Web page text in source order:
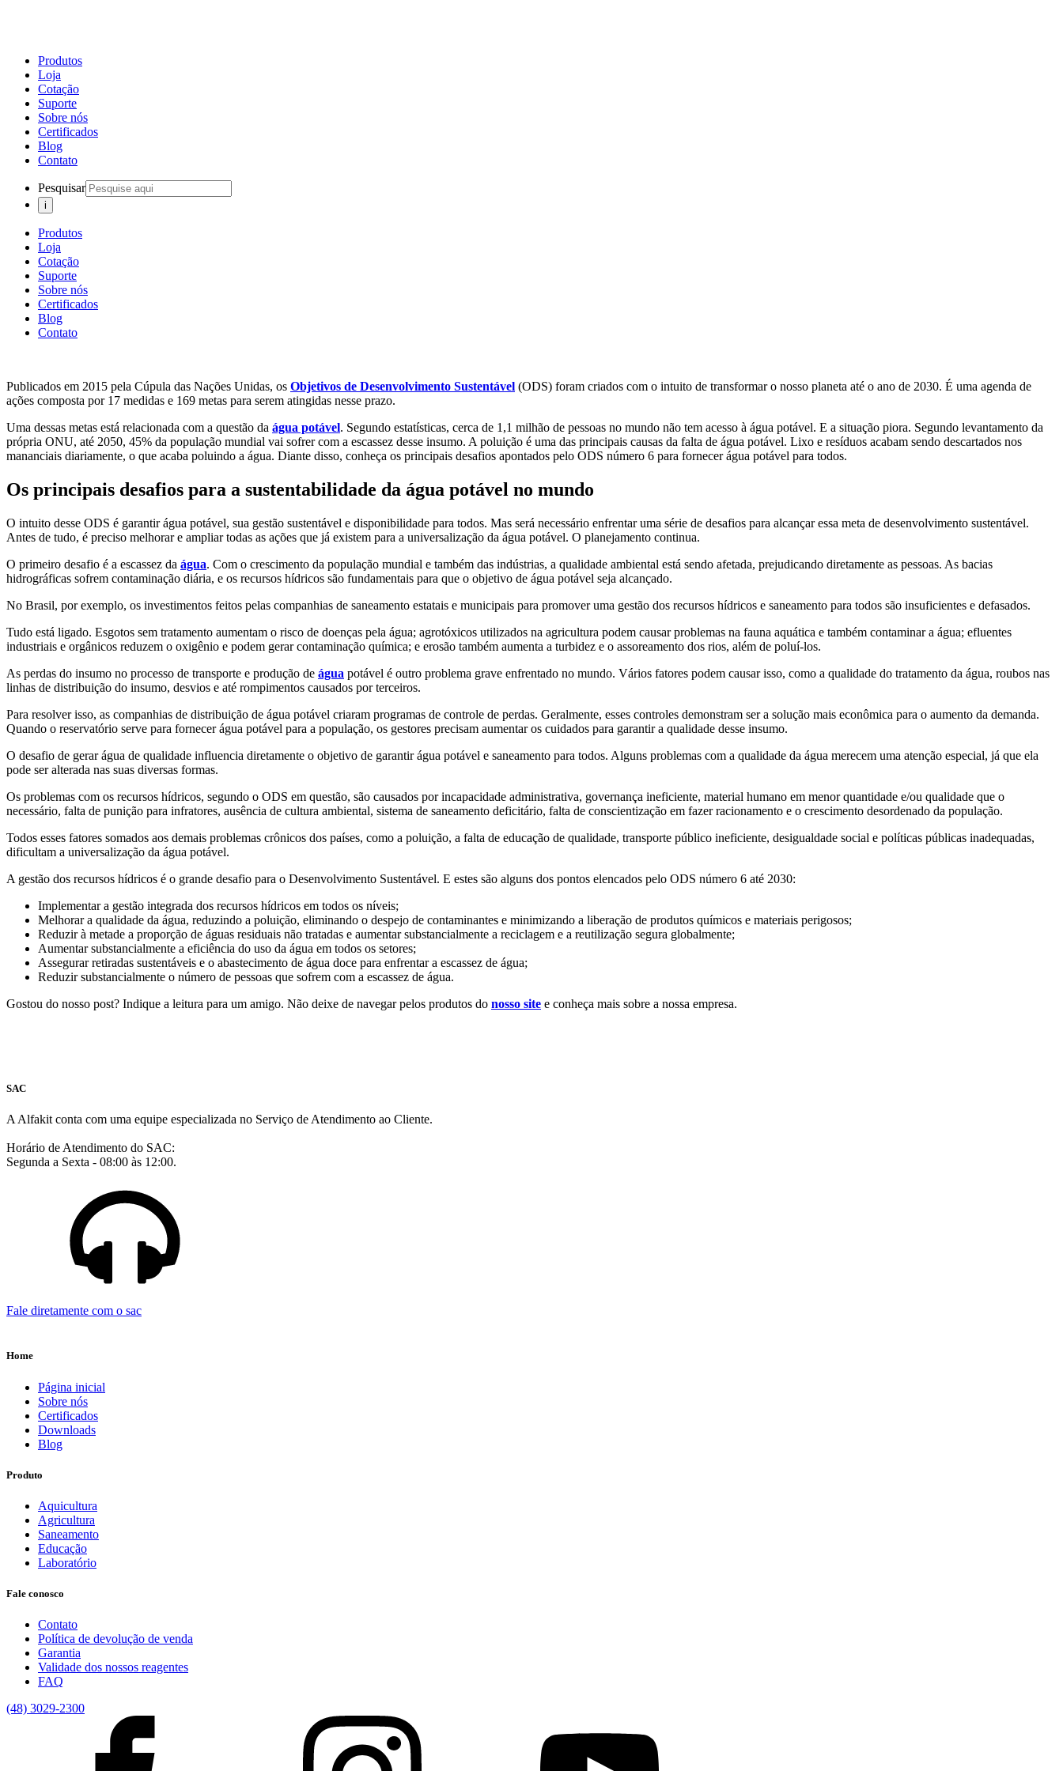
Produtos
Loja
Cotação
Suporte
Sobre nós
Certificados
Blog
Contato
Pesquisar
Produtos
Loja
Cotação
Suporte
Sobre nós
Certificados
Blog
Contato
Publicados em 2015 pela Cúpula das Nações Unidas, os Objetivos de Desenvolvimento Sustentável (ODS) foram criados com o intuito de transformar o nosso planeta até o ano de 2030. É uma agenda de
ações composta por 17 medidas e 169 metas para serem atingidas nesse prazo.
Uma dessas metas está relacionada com a questão da água potável. Segundo estatísticas, cerca de 1,1 milhão de pessoas no mundo não tem acesso à água potável. E a situação piora. Segundo levantamento da
própria ONU, até 2050, 45% da população mundial vai sofrer com a escassez desse insumo. A poluição é uma das principais causas da falta de água potável. Lixo e resíduos acabam sendo descartados nos
mananciais diariamente, o que acaba poluindo a água. Diante disso, conheça os principais desafios apontados pelo ODS número 6 para fornecer água potável para todos.
Os principais desafios para a sustentabilidade da água potável no mundo
O intuito desse ODS é garantir água potável, sua gestão sustentável e disponibilidade para todos. Mas será necessário enfrentar uma série de desafios para alcançar essa meta de desenvolvimento sustentável.
Antes de tudo, é preciso melhorar e ampliar todas as ações que já existem para a universalização da água potável. O planejamento continua.
O primeiro desafio é a escassez da água. Com o crescimento da população mundial e também das indústrias, a qualidade ambiental está sendo afetada, prejudicando diretamente as pessoas. As bacias
hidrográficas sofrem contaminação diária, e os recursos hídricos são fundamentais para que o objetivo de água potável seja alcançado.
No Brasil, por exemplo, os investimentos feitos pelas companhias de saneamento estatais e municipais para promover uma gestão dos recursos hídricos e saneamento para todos são insuficientes e defasados.
Tudo está ligado. Esgotos sem tratamento aumentam o risco de doenças pela água; agrotóxicos utilizados na agricultura podem causar problemas na fauna aquática e também contaminar a água; efluentes
industriais e orgânicos reduzem o oxigênio e podem gerar contaminação química; e erosão também aumenta a turbidez e o assoreamento dos rios, além de poluí-los.
As perdas do insumo no processo de transporte e produção de água potável é outro problema grave enfrentado no mundo. Vários fatores podem causar isso, como a qualidade do tratamento da água, roubos nas
linhas de distribuição do insumo, desvios e até rompimentos causados por terceiros.
Para resolver isso, as companhias de distribuição de água potável criaram programas de controle de perdas. Geralmente, esses controles demonstram ser a solução mais econômica para o aumento da demanda.
Quando o reservatório serve para fornecer água potável para a população, os gestores precisam aumentar os cuidados para garantir a qualidade desse insumo.
O desafio de gerar água de qualidade influencia diretamente o objetivo de garantir água potável e saneamento para todos. Alguns problemas com a qualidade da água merecem uma atenção especial, já que ela
pode ser alterada nas suas diversas formas.
Os problemas com os recursos hídricos, segundo o ODS em questão, são causados por incapacidade administrativa, governança ineficiente, material humano em menor quantidade e/ou qualidade que o
necessário, falta de punição para infratores, ausência de cultura ambiental, sistema de saneamento deficitário, falta de conscientização em fazer racionamento e o crescimento desordenado da população.
Todos esses fatores somados aos demais problemas crônicos dos países, como a poluição, a falta de educação de qualidade, transporte público ineficiente, desigualdade social e políticas públicas inadequadas,
dificultam a universalização da água potável.
A gestão dos recursos hídricos é o grande desafio para o Desenvolvimento Sustentável. E estes são alguns dos pontos elencados pelo ODS número 6 até 2030:
Implementar a gestão integrada dos recursos hídricos em todos os níveis;
Melhorar a qualidade da água, reduzindo a poluição, eliminando o despejo de contaminantes e minimizando a liberação de produtos químicos e materiais perigosos;
Reduzir à metade a proporção de águas residuais não tratadas e aumentar substancialmente a reciclagem e a reutilização segura globalmente;
Aumentar substancialmente a eficiência do uso da água em todos os setores;
Assegurar retiradas sustentáveis e o abastecimento de água doce para enfrentar a escassez de água;
Reduzir substancialmente o número de pessoas que sofrem com a escassez de água.
Gostou do nosso post? Indique a leitura para um amigo. Não deixe de navegar pelos produtos do nosso site e conheça mais sobre a nossa empresa.
SAC
A Alfakit conta com uma equipe especializada no Serviço de Atendimento ao Cliente.
Horário de Atendimento do SAC:
Segunda a Sexta - 08:00 às 12:00.
Fale diretamente com o sac
Home
Página inicial
Sobre nós
Certificados
Downloads
Blog
Produto
Aquicultura
Agricultura
Saneamento
Educação
Laboratório
Fale conosco
Contato
Política de devolução de venda
Garantia
Validade dos nossos reagentes
FAQ
(48) 3029-2300